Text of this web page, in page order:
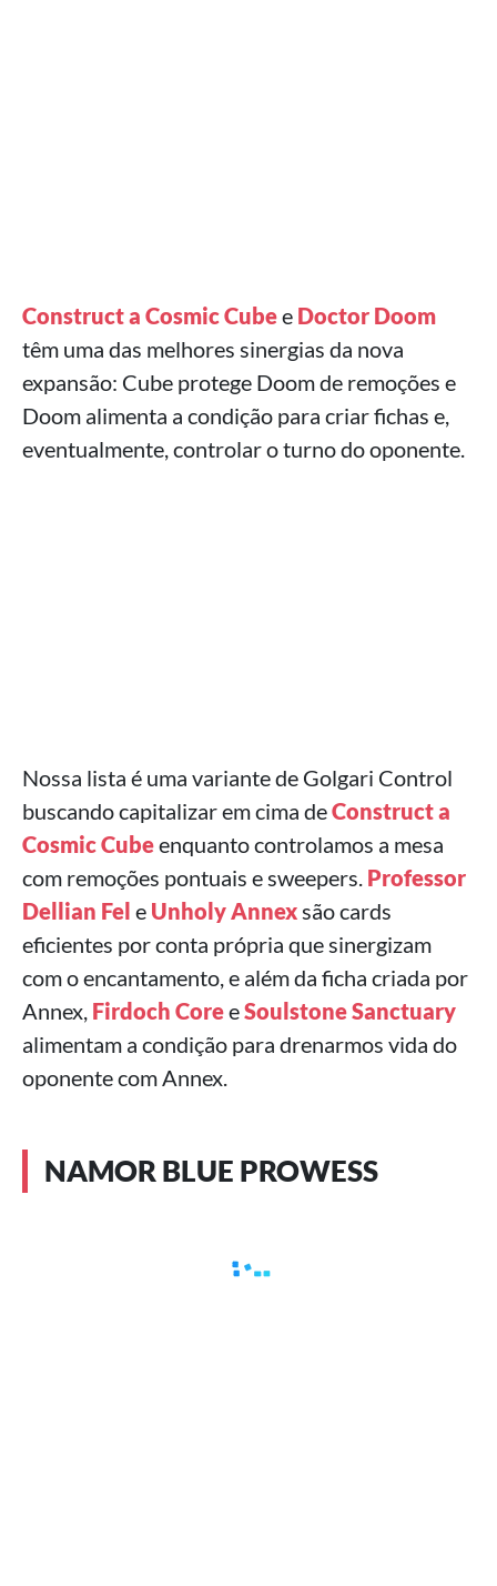
Construct a Cosmic Cubee Doctor Doom
têm uma das melhores sinergias da nova
expansão: Cube protege Doom de remoções e
Doom alimenta a condição para criar fichas e,
eventualmente, controlar o turno do oponente.
Nossa lista é uma variante de Golgari Control
buscando capitalizar em cima deConstruct a
Cosmic Cubeenquanto controlamos a mesa
com remoções pontuais e sweepers. Professor
Dellian Fel e Unholy Annexsão cards
eficientes por conta própria que sinergizam
com o encantamento, e além da ficha criada por
Annex, Firdoch CoreeSoulstone Sanctuary
alimentam a condição para drenarmos vida do
oponente com Annex.
NAMOR BLUE PROWESS